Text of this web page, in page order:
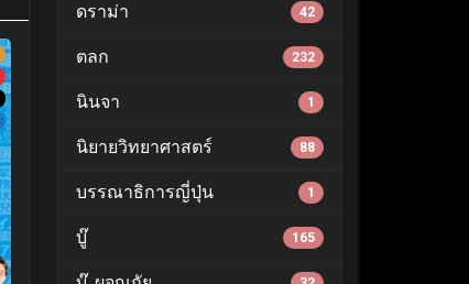
ดราม่า 42
ตลก 232
นินจา 1
นิยายวิทยาศาสตร์ 88
บรรณาธิการญี่ปุ่น 1
บู๊ 165